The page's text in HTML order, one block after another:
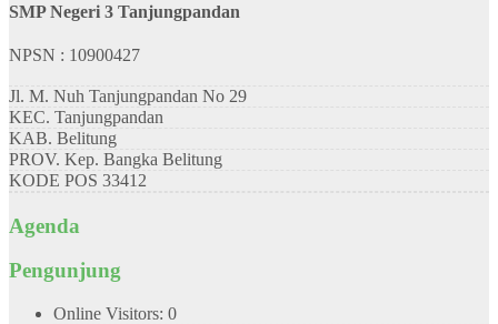
SMP Negeri 3 Tanjungpandan
NPSN : 10900427
Jl. M. Nuh Tanjungpandan No 29
KEC. Tanjungpandan
KAB. Belitung
PROV. Kep. Bangka Belitung
KODE POS 33412
Agenda
Pengunjung
Online Visitors: 0